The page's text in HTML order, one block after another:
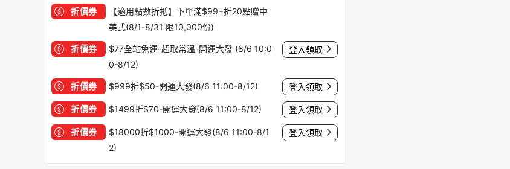
折價券
【適用點數折抵】下單滿$99+折20點贈中
美式(8/1-8/31 限10,000份)
折價券
$77全站免運-超取常溫-開運大發 (8/6 10:0
0-8/12)
登入領取
折價券 $999折$50-開運大發(8/6 11:00-8/12) 登入領取
折價券 $1499折$70-開運大發(8/6 11:00-8/12) 登入領取
折價券
$18000折$1000-開運大發(8/6 11:00-8/1
2)
登入領取